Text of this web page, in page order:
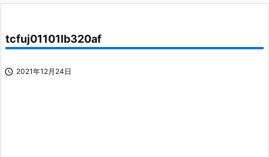
tcfuj01101lb320af
 2021年12月24日